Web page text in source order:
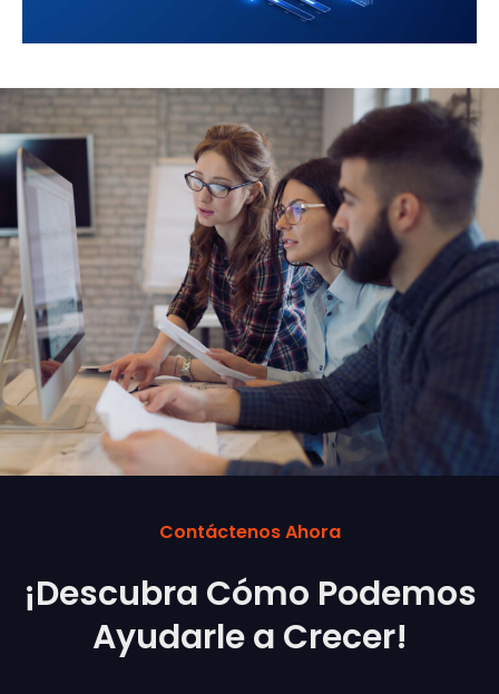
Contáctenos Ahora
¡Descubra Cómo Podemos
Ayudarle a Crecer!